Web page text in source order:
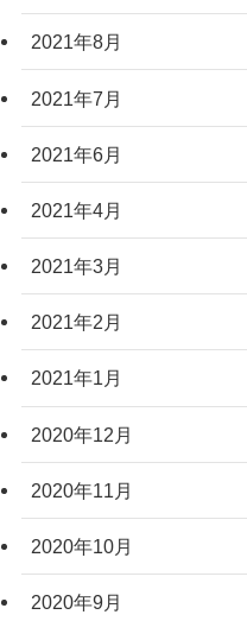
2021年8月
2021年7月
2021年6月
2021年4月
2021年3月
2021年2月
2021年1月
2020年12月
2020年11月
2020年10月
2020年9月